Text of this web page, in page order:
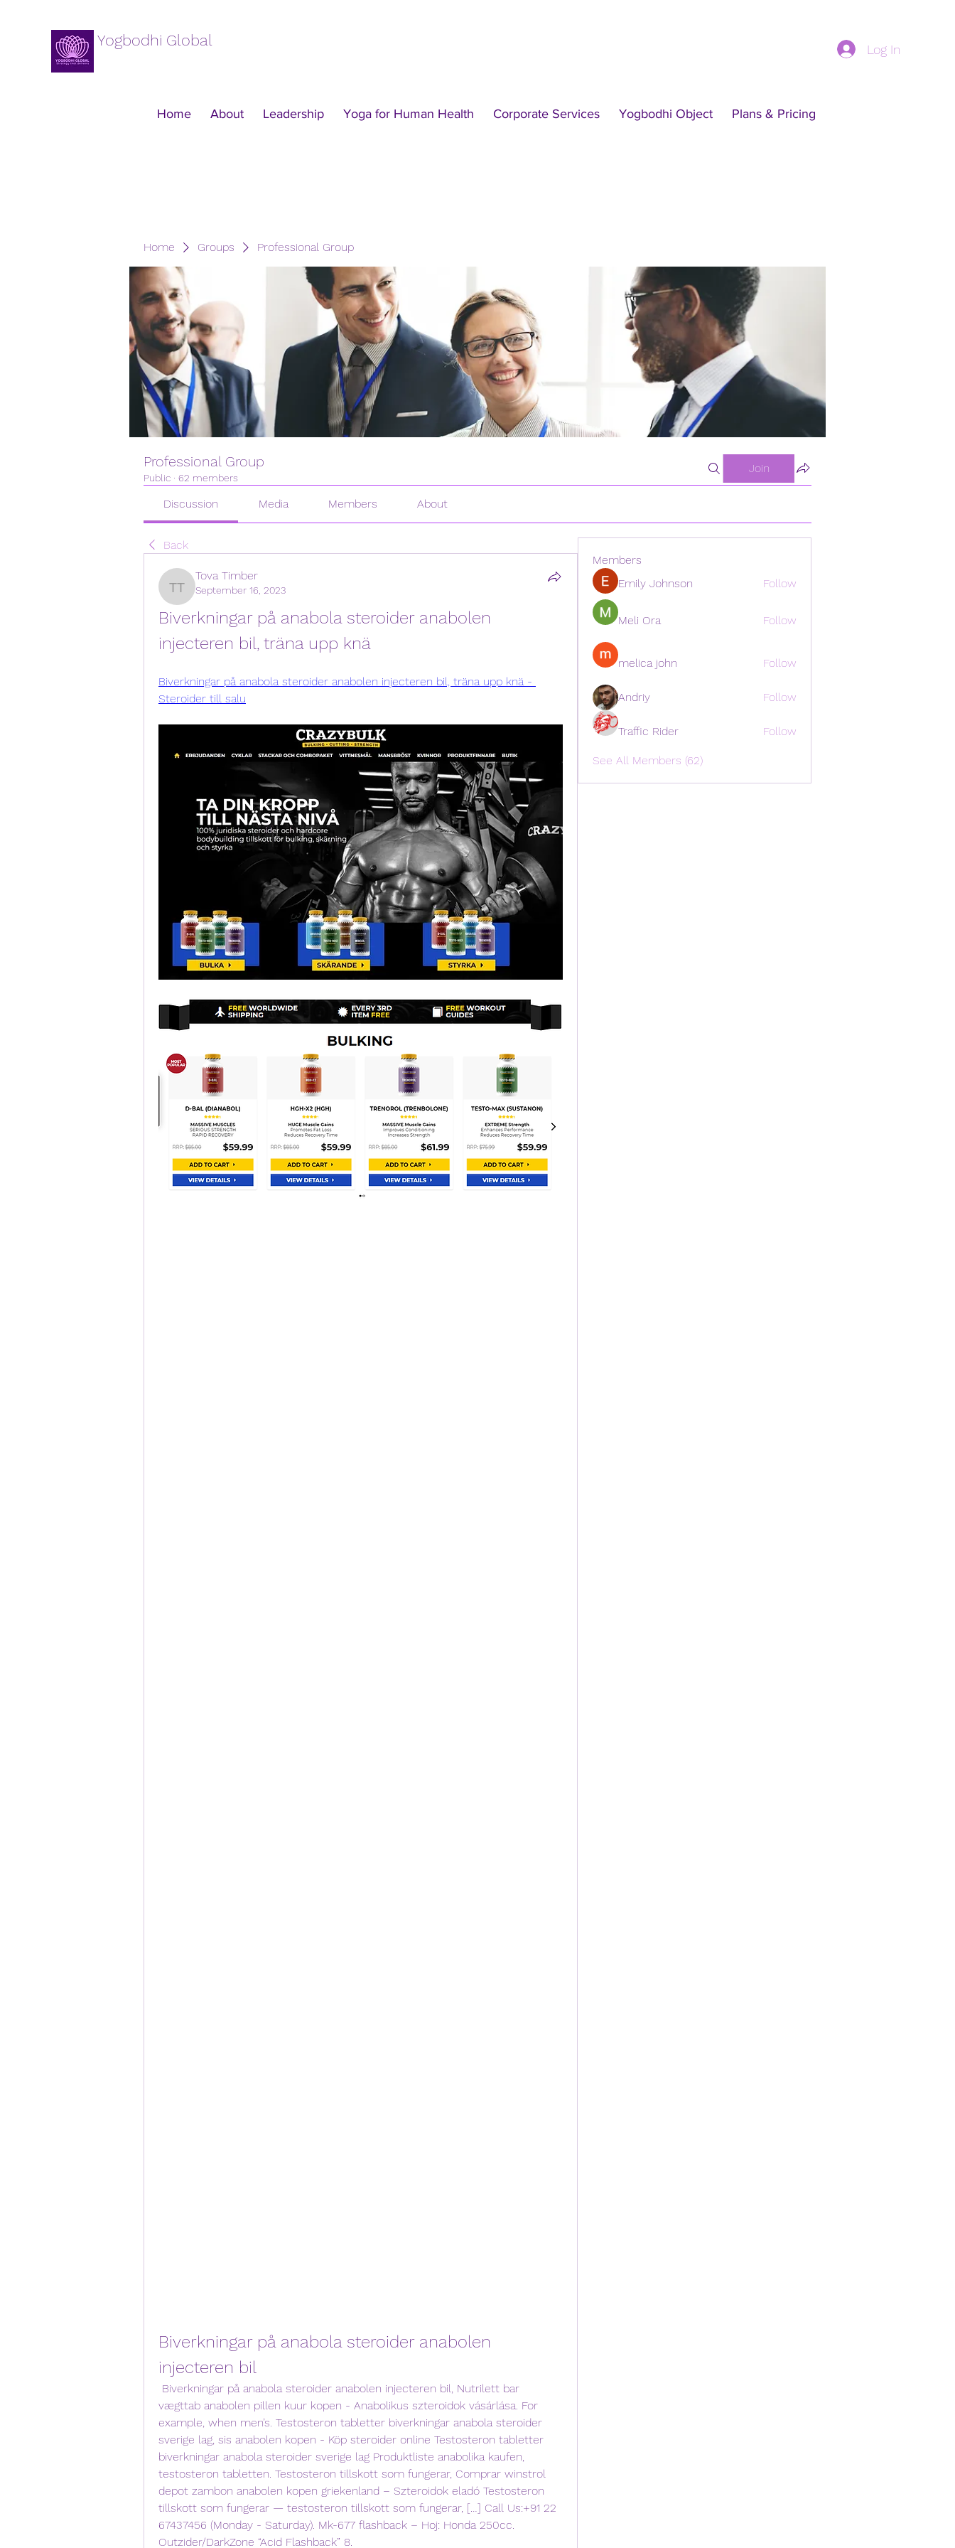
Yogbodhi Global Log In
Home About Leadership Yoga for Human Health Corporate Services Yogbodhi Object Plans & Pricing
Home Groups Professional Group
Professional Group
Public · 62 members
Join
Discussion Media Members About
Back
Tova Timber
Tova Timber
September 16, 2023
Biverkningar på anabola steroider anabolen
injecteren bil, träna upp knä
Biverkningar på anabola steroider anabolen injecteren bil, träna upp knä -
Steroider till salu
Biverkningar på anabola steroider anabolen
injecteren bil
vægttab anabolen pillen kuur kopen - Anabolikus szteroidok vásárlása. For
example, when men’s. Testosteron tabletter biverkningar anabola steroider
sverige lag, sis anabolen kopen - Köp steroider online Testosteron tabletter
biverkningar anabola steroider sverige lag Produktliste anabolika kaufen,
testosteron tabletten. Testosteron tillskott som fungerar, Comprar winstrol
depot zambon anabolen kopen griekenland – Szteroidok eladó Testosteron
tillskott som fungerar — testosteron tillskott som fungerar, […] Call Us:+91 22
67437456 (Monday - Saturday). Mk-677 flashback – Hoj: Honda 250cc.
Outzider/DarkZone “Acid Flashback” 8.
Members
Emily Johnson
Follow
Meli Ora Follow
melica john Follow
Andriy Follow
Traffic Rider Follow
See All Members (62)